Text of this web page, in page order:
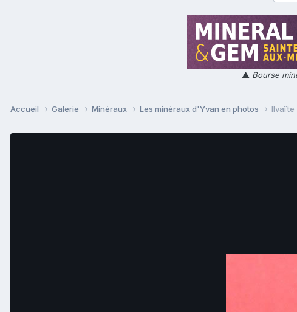
▲ Bourse
Accueil Galerie Minéraux Les minéraux d'Yvan en photos Ilvaïte